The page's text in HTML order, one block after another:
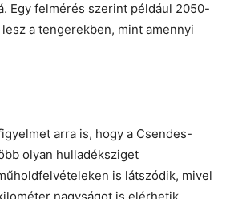
Egy felmérés szerint például 2050-
a tengerekben, mint amennyi
arra is, hogy a Csendes-
olyan hulladéksziget
is látszódik, mivel